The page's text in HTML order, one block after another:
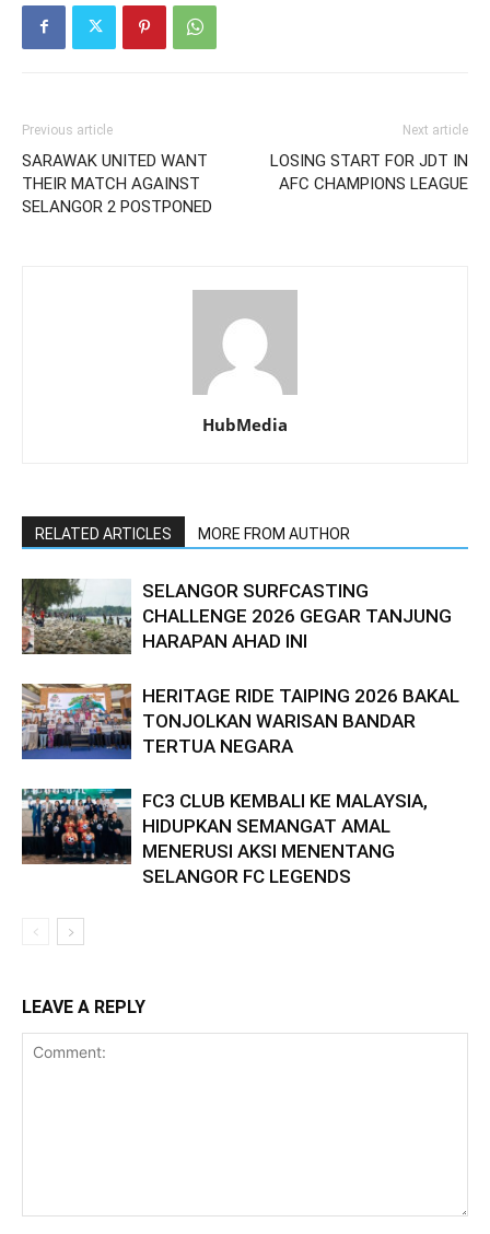
Previous article
SARAWAK UNITED WANT
THEIR MATCH AGAINST
SELANGOR 2 POSTPONED
Next article
LOSING START FOR JDT IN
AFC CHAMPIONS LEAGUE
HubMedia
RELATED ARTICLES MORE FROM AUTHOR
SELANGOR SURFCASTING
CHALLENGE 2026 GEGAR TANJUNG
HARAPAN AHAD INI
HERITAGE RIDE TAIPING 2026 BAKAL
TONJOLKAN WARISAN BANDAR
TERTUA NEGARA
FC3 CLUB KEMBALI KE MALAYSIA,
HIDUPKAN SEMANGAT AMAL
MENERUSI AKSI MENENTANG
SELANGOR FC LEGENDS
LEAVE A REPLY